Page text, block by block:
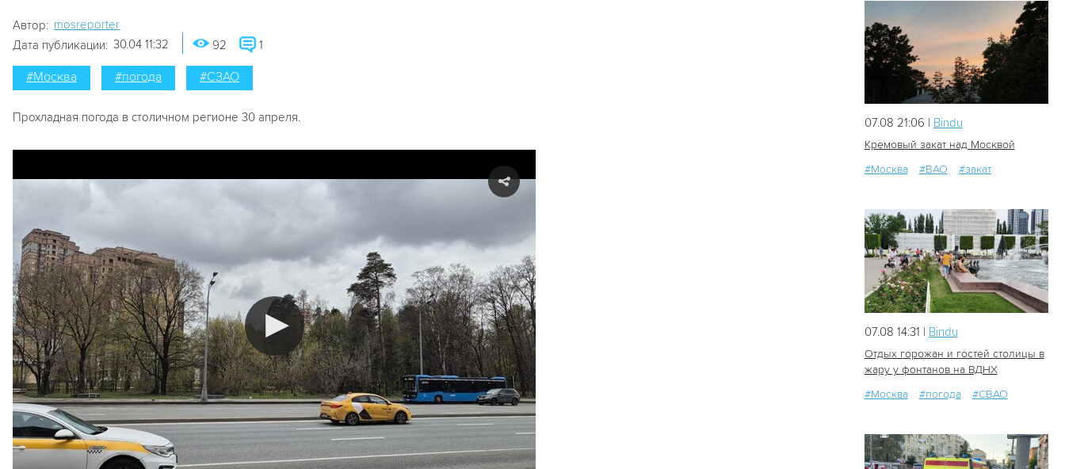
Автор: mosreporter
Дата публикации: 30.04 11:32 92 1
#Москва #погода #СЗАО
Прохладная погода в столичном регионе 30 апреля. 07.08 21:06 | Bindu
Кремовый закат над Москвой
#Москва
#ВАО #закат
22
07.08 14:31 | Bindu
Отдых горожан и гостей столицы в
жару у фонтанов на ВДНХ
#Москва
#погода #СВАО